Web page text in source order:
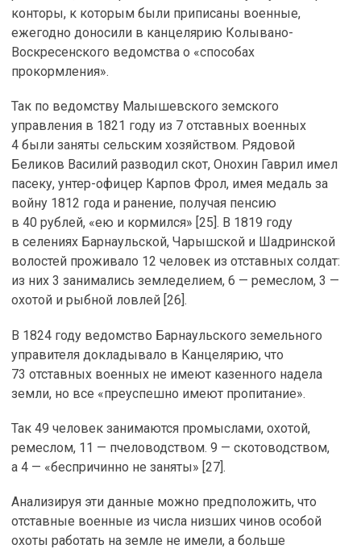
конторы, к которым были приписаны военные,
ежегодно доносили в канцелярию Колывано-
Воскресенского ведомства о «способах
прокормления».
Так по ведомству Малышевского земского
управления в 1821 году из 7 отставных военных
4 были заняты сельским хозяйством. Рядовой
Беликов Василий разводил скот, Онохин Гаврил имел
пасеку, унтер-офицер Карпов Фрол, имея медаль за
войну 1812 года и ранение, получая пенсию
в 40 рублей, «ею и кормился» [25]. В 1819 году
в селениях Барнаульской, Чарышской и Шадринской
волостей проживало 12 человек из отставных солдат:
из них 3 занимались земледелием, 6 — ремеслом, 3 —
охотой и рыбной ловлей [26].
В 1824 году ведомство Барнаульского земельного
управителя докладывало в Канцелярию, что
73 отставных военных не имеют казенного надела
земли, но все «преуспешно имеют пропитание».
Так 49 человек занимаются промыслами, охотой,
ремеслом, 11 — пчеловодством. 9 — скотоводством,
а 4 — «беспричинно не заняты» [27].
Анализируя эти данные можно предположить, что
отставные военные из числа низших чинов особой
охоты работать на земле не имели, а больше